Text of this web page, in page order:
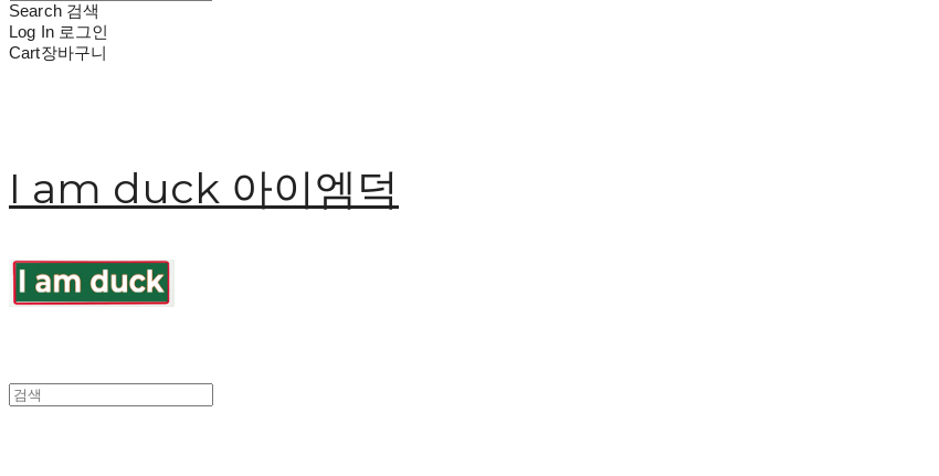
Search 검색
Log In 로그인
Cart장바구니
I am duck 아이엠덕